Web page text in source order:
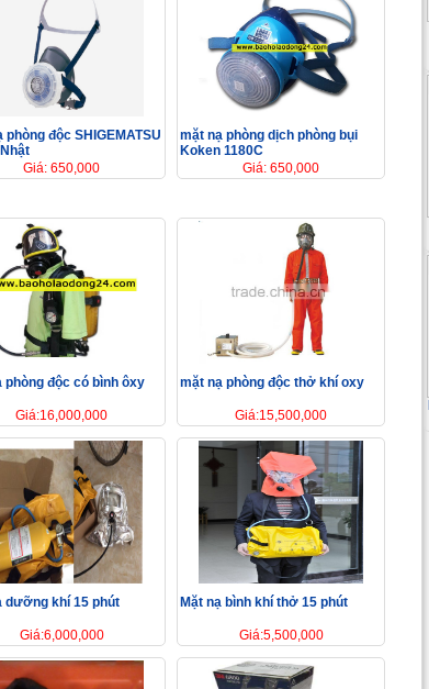
phòng độc SHIGEMATSU
Giá: 650,000
mặt nạ phòng dịch phòng bụi
Koken 1180C
Giá: 650,000
phòng độc có bình ôxy
Giá:16,000,000
mặt nạ phòng độc thở khí oxy
Giá:15,500,000
dưỡng khí 15 phút
Giá:6,000,000
Mặt nạ bình khí thở 15 phút
Giá:5,500,000